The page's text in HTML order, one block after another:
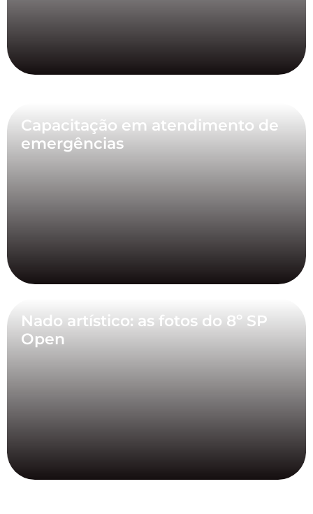
Capacitação em atendimento de
emergências
Nado artístico: as fotos do 8º SP
Open